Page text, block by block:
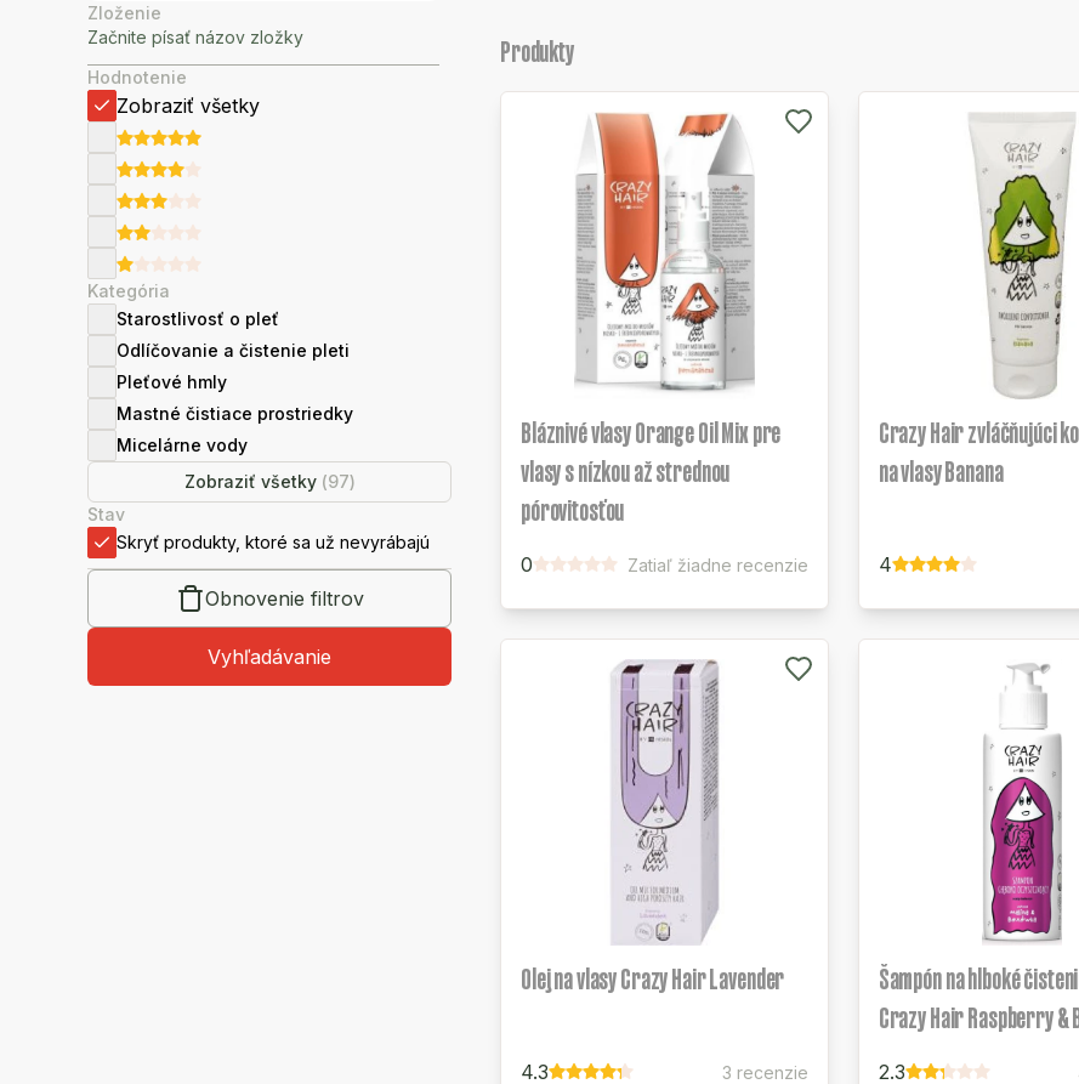
Zloženie
Hodnotenie
Zobraziť všetky
Kategória
Starostlivosť o pleť
Odlíčovanie a čistenie pleti
Pleťové hmly
Mastné čistiace prostriedky
Micelárne vody
Zobraziť všetky (97)
Stav
Skryť produkty, ktoré sa už nevyrábajú
Obnovenie filtrov
Vyhľadávanie
Produkty
Bláznivé vlasy Orange Oil Mix pre
vlasy s nízkou až strednou
pórovitosťou
0 Zatiaľ žiadne recenzie
Crazy Hair zvláčňujúci
na vlasy Banana
4
Olej na vlasy Crazy Hair Lavender
4.3 3 recenzie
Šampón na hlboké
Crazy Hair Raspberry &
2.3